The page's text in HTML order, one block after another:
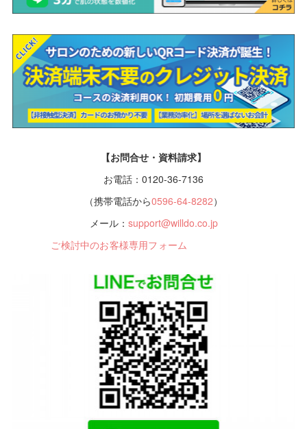
【お問合せ・資料請求】
お電話：0120-36-7136
（携帯電話から0596-64-8282）
メール： support@willdo.co.jp
ご検討中のお客様専用フォーム